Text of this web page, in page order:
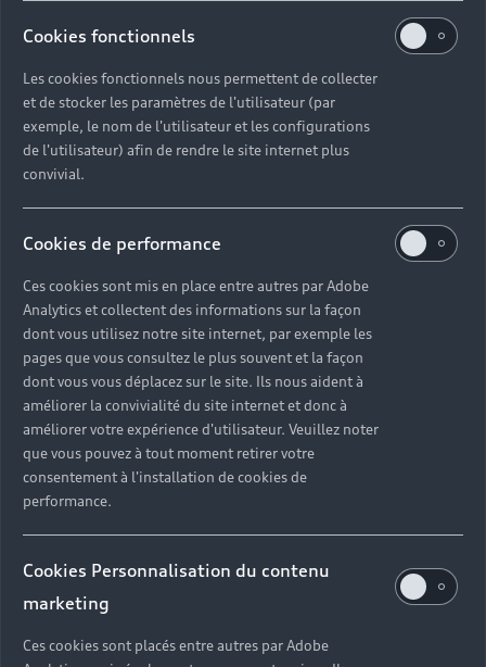
Cookies fonctionnels
Les cookies fonctionnels nous permettent de collecter
et de stocker les paramètres de l'utilisateur (par
exemple, le nom de l'utilisateur et les configurations
de l'utilisateur) afin de rendre le site internet plus
convivial.
Cookies de performance
Ces cookies sont mis en place entre autres par Adobe
Analytics et collectent des informations sur la façon
dont vous utilisez notre site internet, par exemple les
pages que vous consultez le plus souvent et la façon
dont vous vous déplacez sur le site. Ils nous aident à
améliorer la convivialité du site internet et donc à
améliorer votre expérience d'utilisateur. Veuillez noter
que vous pouvez à tout moment retirer votre
consentement à l'installation de cookies de
performance.
Cookies Personnalisation du contenu
marketing
Ces cookies sont placés entre autres par Adobe